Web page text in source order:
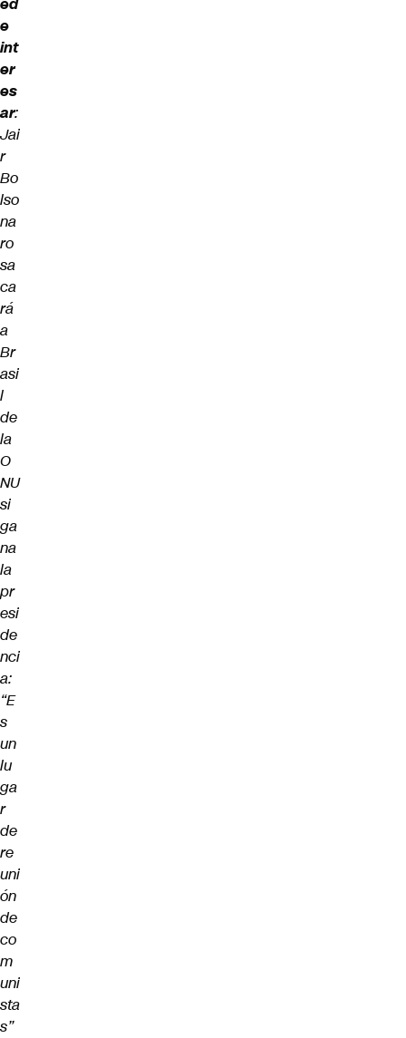
e
int
er
es
ar:
Jai
r
Bo
lso
na
ro
sa
ca
rá
a
Br
asi
l
de
la
O
NU
si
ga
na
la
pr
esi
de
nci
a:
“E
s
un
lu
ga
r
de
re
uni
ón
de
co
m
uni
sta
s”